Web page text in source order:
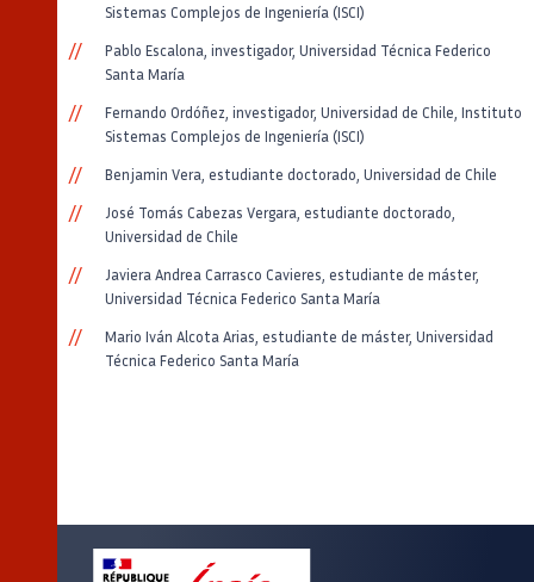
Sistemas Complejos de Ingeniería (ISCI)
Pablo Escalona, investigador, Universidad Técnica Federico
Santa María
Fernando Ordóñez, investigador, Universidad de Chile, Instituto
Sistemas Complejos de Ingeniería (ISCI)
Benjamin Vera, estudiante doctorado, Universidad de Chile
José Tomás Cabezas Vergara, estudiante doctorado,
Universidad de Chile
Javiera Andrea Carrasco Cavieres, estudiante de máster,
Universidad Técnica Federico Santa María
Mario Iván Alcota Arias, estudiante de máster, Universidad
Técnica Federico Santa María